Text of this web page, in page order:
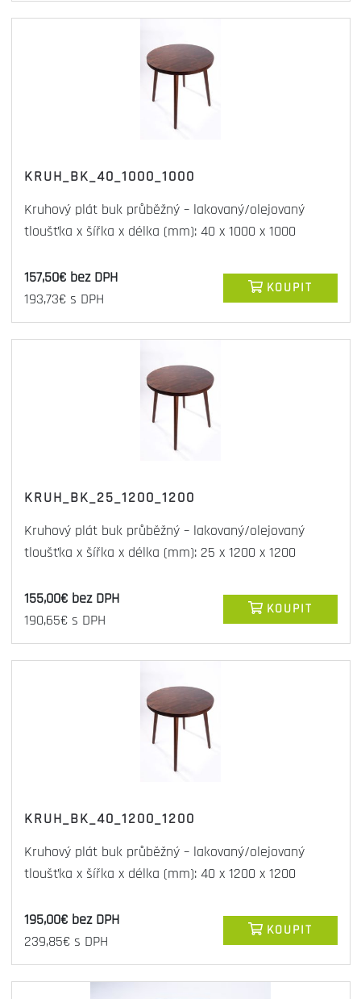
KRUH_BK_40_1000_1000
Kruhový plát buk průběžný – lakovaný/olejovaný
tloušťka x šířka x délka (mm): 40 x 1000 x 1000
157,50€ bez DPH
193,73€ s DPH
KOUPIT
KRUH_BK_25_1200_1200
Kruhový plát buk průběžný – lakovaný/olejovaný
tloušťka x šířka x délka (mm): 25 x 1200 x 1200
155,00€ bez DPH
190,65€ s DPH
KOUPIT
KRUH_BK_40_1200_1200
Kruhový plát buk průběžný – lakovaný/olejovaný
tloušťka x šířka x délka (mm): 40 x 1200 x 1200
195,00€ bez DPH
239,85€ s DPH
KOUPIT